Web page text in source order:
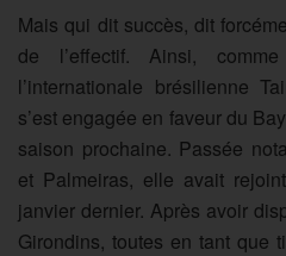
Mais qui dit succès, dit
de l’effectif. Ainsi,
l’internationale brésilienne
s’est engagée en faveur du
saison prochaine. Passée
et Palmeiras, elle avait
janvier dernier. Après avoir
Girondins, toutes en tant que